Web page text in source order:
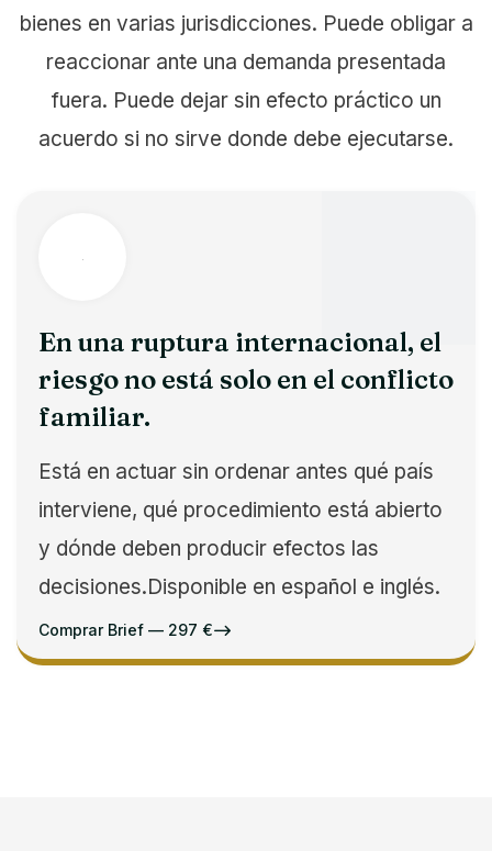
bienes en varias jurisdicciones. Puede obligar a
reaccionar ante una demanda presentada
fuera. Puede dejar sin efecto práctico un
acuerdo si no sirve donde debe ejecutarse.
En una ruptura internacional, el
riesgo no está solo en el conflicto
familiar.
Está en actuar sin ordenar antes qué país
interviene, qué procedimiento está abierto
y dónde deben producir efectos las
decisiones.Disponible en español e inglés.
Comprar Brief — 297 €